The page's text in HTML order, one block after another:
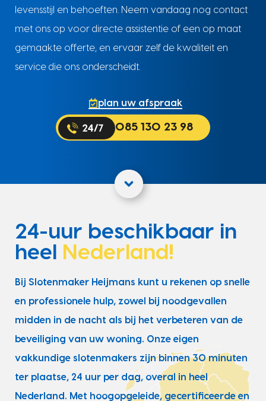
levensstijl en behoeften. Neem vandaag nog contact
met ons op voor directe assistentie of een op maat
gemaakte offerte, en ervaar zelf de kwaliteit en
service die ons onderscheidt.
plan uw afspraak
085 130 23 98
24-uur beschikbaar in
heel
Nederland!
Bij Slotenmaker Heijmans kunt u rekenen op snelle
en professionele hulp, zowel bij noodgevallen
midden in de nacht als bij het verbeteren van de
beveiliging van uw woning. Onze eigen
vakkundige slotenmakers zijn binnen 30 minuten
ter plaatse, 24 uur per dag, overal in heel
Nederland. Met hoogopgeleide, gecertificeerde en